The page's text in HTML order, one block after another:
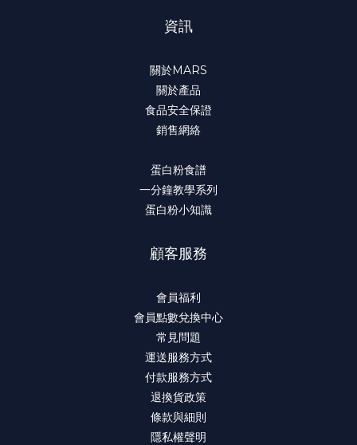
資訊
關於MARS
關於產品
食品安全保證
銷售網絡
蛋白粉食譜
一分鐘教學系列
蛋白粉小知識
顧客服務
會員福利
會員點數兌換中心
常見問題
運送服務方式
付款服務方式
退換貨政策
條款與細則
隱私權聲明